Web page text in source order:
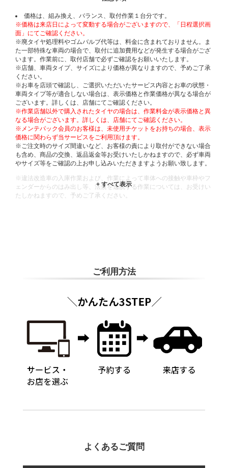
価格は、組み換え、バランス、取付作業１台分です。
※価格は来店日によって変動する場合がございますので、「日程選択画
面」にてご確認ください。
※廃タイヤ処理料やゴムバルブ代等は、料金に含まれておりません。ま
た一部特殊な車両の場合で、取付に追加費用などが発生する場合がござ
います。作業前に、取付店舗で必ずご確認をお願いいたします。
※店舗、車両タイプ、サイズにより価格が異なりますので、予めご了承
ください。
※お車を店頭で確認し、ご選択いただいたサービス内容とお車の状態・
車両タイプ等が適合しない場合は、表示価格と作業価格が異なる場合が
ございます。詳しくは、店舗にてご確認ください。
※作業店舗以外で購入されたタイヤの場合は、作業料金が表示価格と異
なる場合がございます。詳しくは、店舗にてご確認ください。
※メンテパック会員のお客様は、未使用チケットをお持ちの場合、表示
価格に関わらず当サービスをご利用頂けます。
※ご注文時のサイズ間違いなど、お客様の責により取付ができない場合
も含め、商品の交換、返品返金等お受けいたしかねますので、必ず車両
やサイズ等をご確認の上お申し込みいただきますようお願い致します。
※違法改造車の入庫作業および、作業によって車体への接触や車枠やフ
ェンダーからのはみ出し等、法規を逸脱する作業については、お受けい
たしかねますので、予めご了承ください。
ご利用方法
よくあるご質問